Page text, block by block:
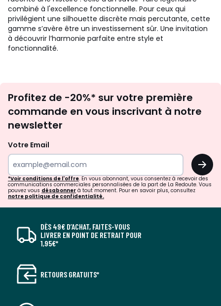
combiné à l'excellence fonctionnelle. Pour ceux qui
privilégient une silhouette discrète mais percutante, cette
gamme s’avère être un investissement sûr. Une invitation
à découvrir l’harmonie parfaite entre style et
fonctionnalité.
newsletter
Profitez de -20%* sur votre première
commande en vous inscrivant à notre
newsletter
Votre Email
OK
*Voir conditions de l'offre. En vous abonnant, vous consentez à recevoir des
communications commerciales personnalisées de la part de La Redoute. Vous
pouvez vous désabonner à tout moment. Pour en savoir plus, consultez
notre politique de confidentialité.
DÈS 49€ D’ACHAT, FAITES-VOUS
LIVRER EN POINT DE RETRAIT POUR
1,95€*
RETOURS GRATUITS*